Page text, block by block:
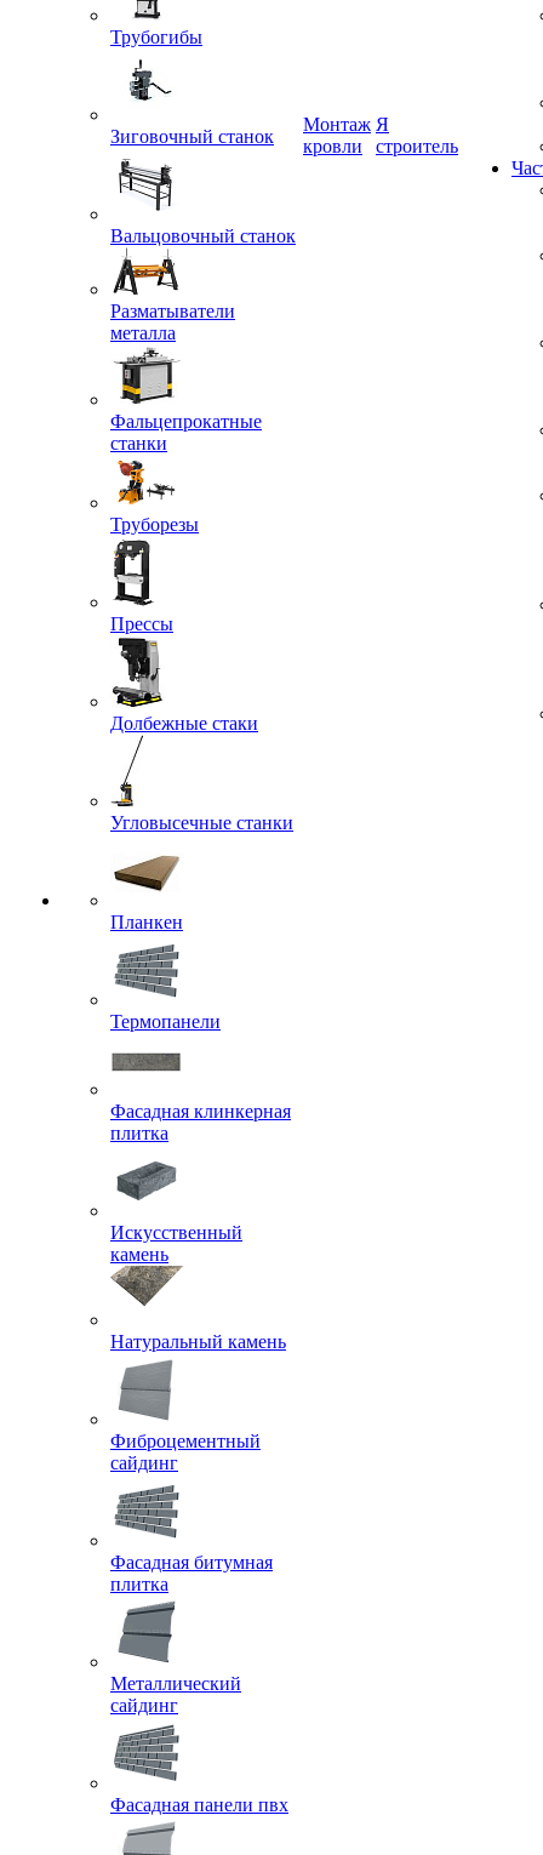
Трубогибы
Зиговочный станок
Вальцовочный станок
Разматыватели
металла
Фальцепрокатные
станки
Труборезы
Прессы
Долбежные стаки
Угловысечные станки
Планкен
Термопанели
Фасадная клинкерная
плитка
Искусственный
камень
Натуральный камень
Фиброцементный
сайдинг
Фасадная битумная
плитка
Металлический
сайдинг
Фасадная панели пвх
Монтаж
кровли
Я
строитель